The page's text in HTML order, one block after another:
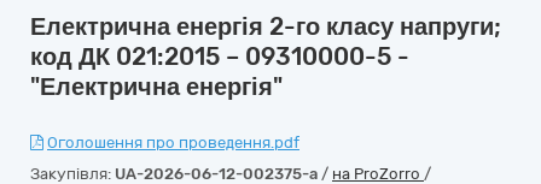
Електрична енергія 2-го класу напруги;
код ДК 021:2015 – 09310000-5 -
"Електрична енергія"
Оголошення про проведення.pdf
Закупівля: UA-2026-06-12-002375-a / на ProZorro /